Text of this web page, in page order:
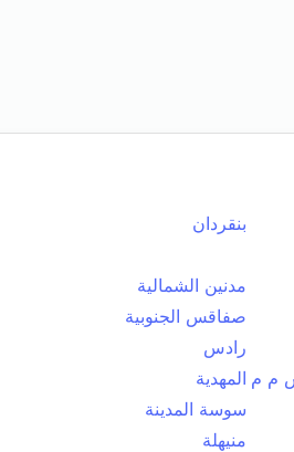
بنقردان
مدنين الشمالية
صفاقس الجنوبية
رادس
المهدية
سوسة المدينة
منيهلة